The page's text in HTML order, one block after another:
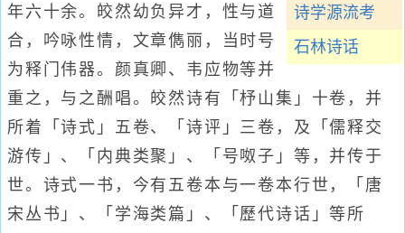
诗学源流考
石林诗话
年六十余。皎然幼负异才，性与道
合，吟咏性情，文章儁丽，当时号
为释门伟器。颜真卿、韦应物等并
重之，与之酬唱。皎然诗有「杼山集」十卷，并
所着「诗式」五卷、「诗评」三卷，及「儒释交
游传」、「内典类聚」、「号呶子」等，并传于
世。诗式一书，今有五卷本与一卷本行世，「唐
宋丛书」、「学海类篇」、「歷代诗话」等所